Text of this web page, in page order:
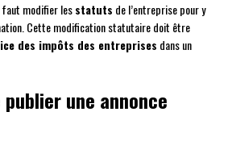
modifier lesstatuts de l’entreprise pour y
Cette modification statutaire doit être
des impôts des entreprises dans un
une annonce